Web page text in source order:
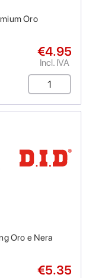
Oro
€4.95
Incl. IVA
Oro e Nera
€5.35